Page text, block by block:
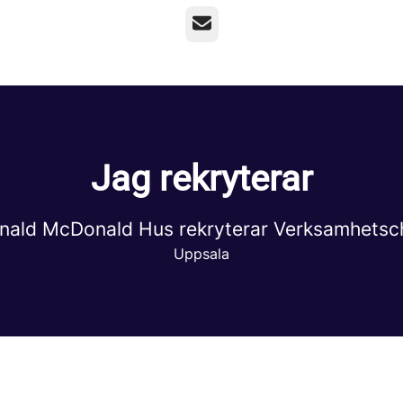
E-post
Jag rekryterar
McDonald Hus rekryterar
Uppsala